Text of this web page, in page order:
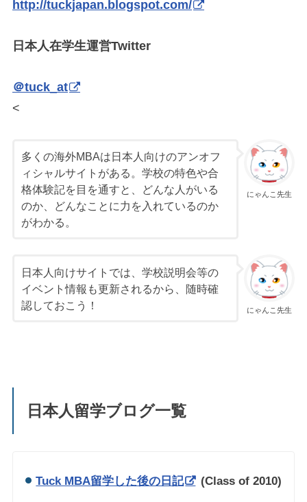
http://tuckjapan.blogspot.com/
日本人在学生運営Twitter
＠tuck_at
<
にゃんこ先生
多くの海外MBAは日本人向けのアンオフ
ィシャルサイトがある。学校の特色や合
格体験記を目を通すと、どんな人がいる
のか、どんなことに力を入れているのか
がわかる。
にゃんこ先生
日本人向けサイトでは、学校説明会等の
イベント情報も更新されるから、随時確
認しておこう！
日本人留学ブログ一覧
Tuck MBA留学した後の日記 (Class of 2010)